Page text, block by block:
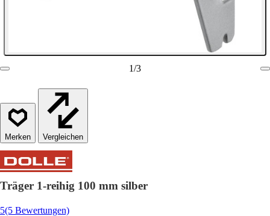
1/3
Vergleichen
Träger 1-reihig 100 mm silber
5(5 Bewertungen)